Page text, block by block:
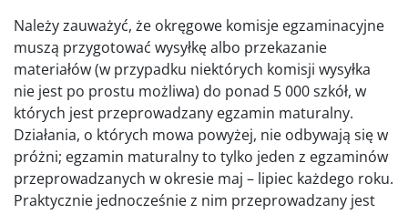
Należy zauważyć, że okręgowe komisje egzaminacyjne
muszą przygotować wysyłkę albo przekazanie
materiałów (w przypadku niektórych komisji wysyłka
nie jest po prostu możliwa) do ponad 5 000 szkół, w
których jest przeprowadzany egzamin maturalny.
Działania, o których mowa powyżej, nie odbywają się w
próżni; egzamin maturalny to tylko jeden z egzaminów
przeprowadzanych w okresie maj – lipiec każdego roku.
Praktycznie jednocześnie z nim przeprowadzany jest